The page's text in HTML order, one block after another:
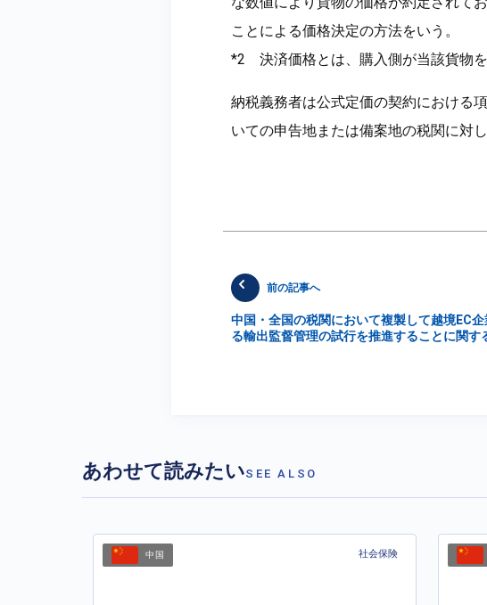
ことによる価格決定の方法をいう。
*2 決済価格とは、購入側が当該貨物を
納税義務者は公式定価の契約における
いての申告地または備案地の税関に対
前の記事へ
中国・全国の税関において複製して越境EC
る輸出監督管理の試行を推進することに関す
あわせて読みたいSEE ALSO
中国 社会保険